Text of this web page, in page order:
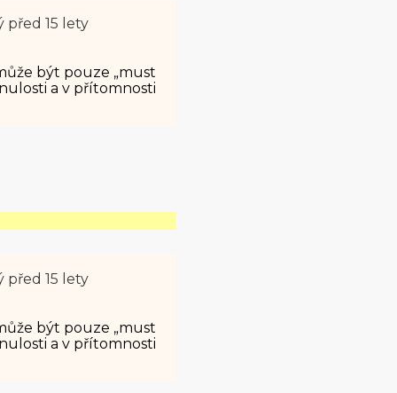
před 15 lety
být pouze „must
a v přítomnosti
před 15 lety
být pouze „must
a v přítomnosti